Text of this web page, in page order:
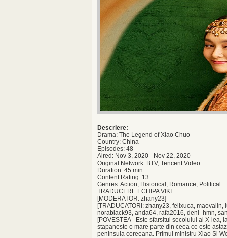
Descriere:
Drama: The Legend of Xiao Chuo
Country: China
Episodes: 48
Aired: Nov 3, 2020 - Nov 22, 2020
Original Network: BTV, Tencent Video
Duration: 45 min.
Content Rating: 13
Genres: Action, Historical, Romance, Political
TRADUCERE ECHIPA VIKI
[MODERATOR: zhany23]
[TRADUCATORI: zhany23, felixuca,
norablack93, anda64, rafa2016, deni_hmn,
[POVESTEA - Este sfarsitul secolului al X-
stapaneste o mare parte din ceea ce este
peninsula coreeana. Primul ministru Xiao Si